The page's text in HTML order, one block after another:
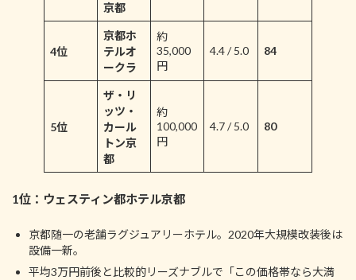
京都
4位
京都ホ
テルオ
ークラ
約
35,000
円
4.4 / 5.0 84
5位
ザ・リ
ッツ・
カール
トン京
都
約
100,000
円
4.7 / 5.0 80
1位：ウェスティン都ホテル京都
京都随一の老舗ラグジュアリーホテル。2020年大規模改装後は
設備一新。
平均3万円前後と比較的リーズナブルで「この価格帯なら大満